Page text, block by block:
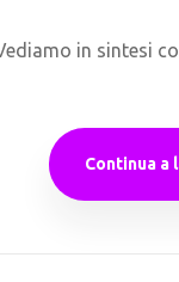
in sintesi
Continua a